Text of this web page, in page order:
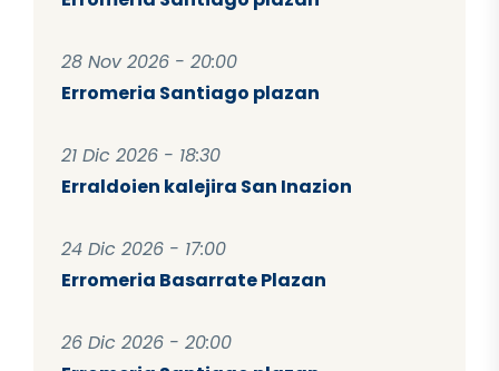
28 Nov 2026 - 20:00
Erromeria Santiago plazan
21 Dic 2026 - 18:30
Erraldoien kalejira San Inazion
24 Dic 2026 - 17:00
Erromeria Basarrate Plazan
26 Dic 2026 - 20:00